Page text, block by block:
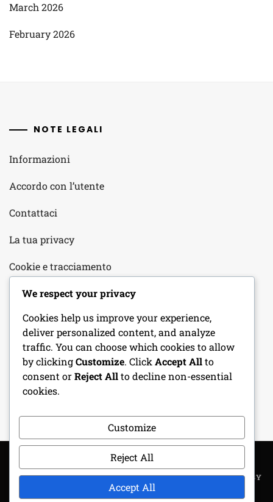
March 2026
February 2026
NOTE LEGALI
Informazioni
Accordo con l’utente
Contattaci
La tua privacy
Cookie e tracciamento
CATEGORIE
Avventure One-Shot
Schede Personaggio
Strumenti DM
COPYRIGHT ALL RIGHTS RESERVED|THEME: METROGIST BY
UNITEDTHEME
We respect your privacy
Cookies help us improve your experience,
deliver personalized content, and analyze
traffic. You can choose which cookies to allow
by clickingCustomize. Click Accept Allto
consent orReject Allto decline non-essential
cookies.
Customize
Reject All
Accept All